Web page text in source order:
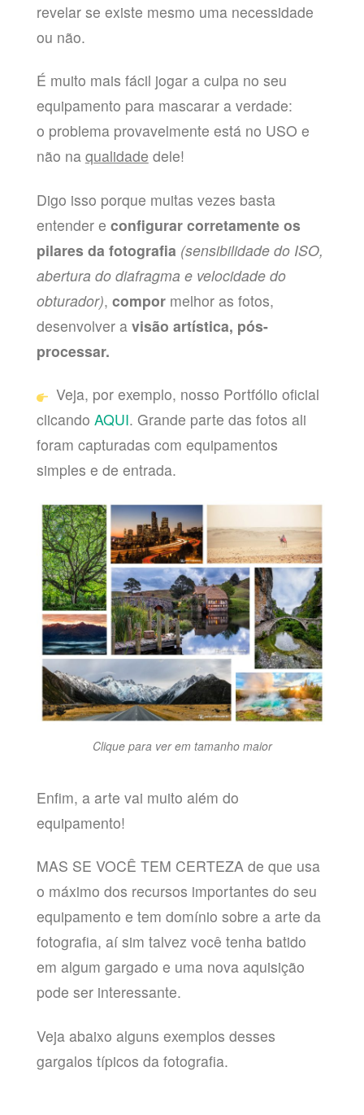
revelar se existe mesmo uma necessidade
ou não.
É muito mais fácil jogar a culpa no seu
equipamento para mascarar a verdade:
o problema provavelmente está no USO e
não na qualidade dele!
Digo isso porque muitas vezes basta
entender e configurar corretamente os
pilares da fotografia (sensibilidade do ISO,
abertura do diafragma e velocidade do
obturador), compormelhor as fotos,
desenvolver a visão artística, pós-
processar.
Veja, por exemplo, nosso Portfólio oficial
clicando AQUI. Grande parte das fotos ali
foram capturadas com equipamentos
simples e de entrada.
Clique para ver em tamanho maior
Enfim, a arte vai muito além do
equipamento!
MAS SE VOCÊ TEM CERTEZA de que usa
o máximo dos recursos importantes do seu
equipamento e tem domínio sobre a arte da
fotografia, aí sim talvez você tenha batido
em algum gargado e uma nova aquisição
pode ser interessante.
Veja abaixo alguns exemplos desses
gargalos típicos da fotografia.